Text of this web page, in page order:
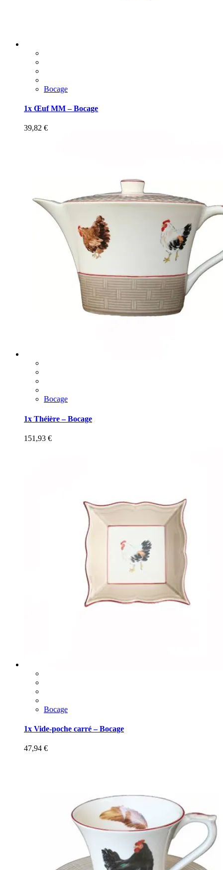
Bocage
1x Œuf MM – Bocage
39,82 €
Bocage
1x Théière – Bocage
151,93 €
Bocage
1x Vide-poche carré – Bocage
47,94 €